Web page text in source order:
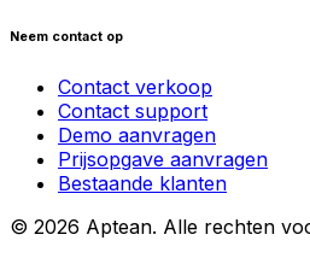
Neem contact op
Contact verkoop
Contact support
Demo aanvragen
Prijsopgave aanvragen
Bestaande klanten
© 2026 Aptean. Alle rechten